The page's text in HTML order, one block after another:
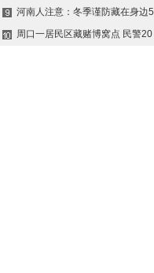
河南人注意：冬季谨防藏在身边5
周口一居民区藏赌博窝点 民警20